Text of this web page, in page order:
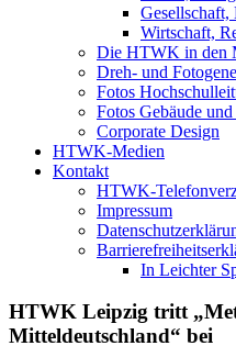
Wirtschaft,
Die HTWK in den
Dreh- und
Fotos
Fotos Gebäude
Corporate Design
HTWK-Medien
Kontakt
HTWK-
Impressum
In Leichter
HTWK Leipzig tritt
Mitteldeutschland“ bei